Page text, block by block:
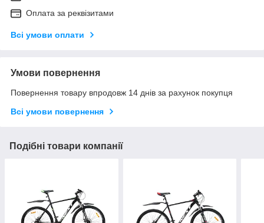
Оплата за реквізитами
Всі умови оплати
Умови повернення
Повернення товару впродовж 14 днів за рахунок покупця
Всі умови повернення
Подібні товари компанії